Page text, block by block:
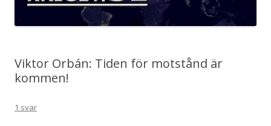
Viktor Orbán: Tiden för motstånd är
kommen!
1 svar